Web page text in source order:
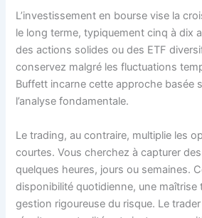
L’investissement en bourse vise la
le long terme, typiquement cinq à dix
des actions solides ou des ETF
conservez malgré les fluctuations
Buffett incarne cette approche basée
l’analyse fondamentale.
Le trading, au contraire, multiplie les
courtes. Vous cherchez à capturer
quelques heures, jours ou semaines.
disponibilité quotidienne, une maîtrise
gestion rigoureuse du risque. Le